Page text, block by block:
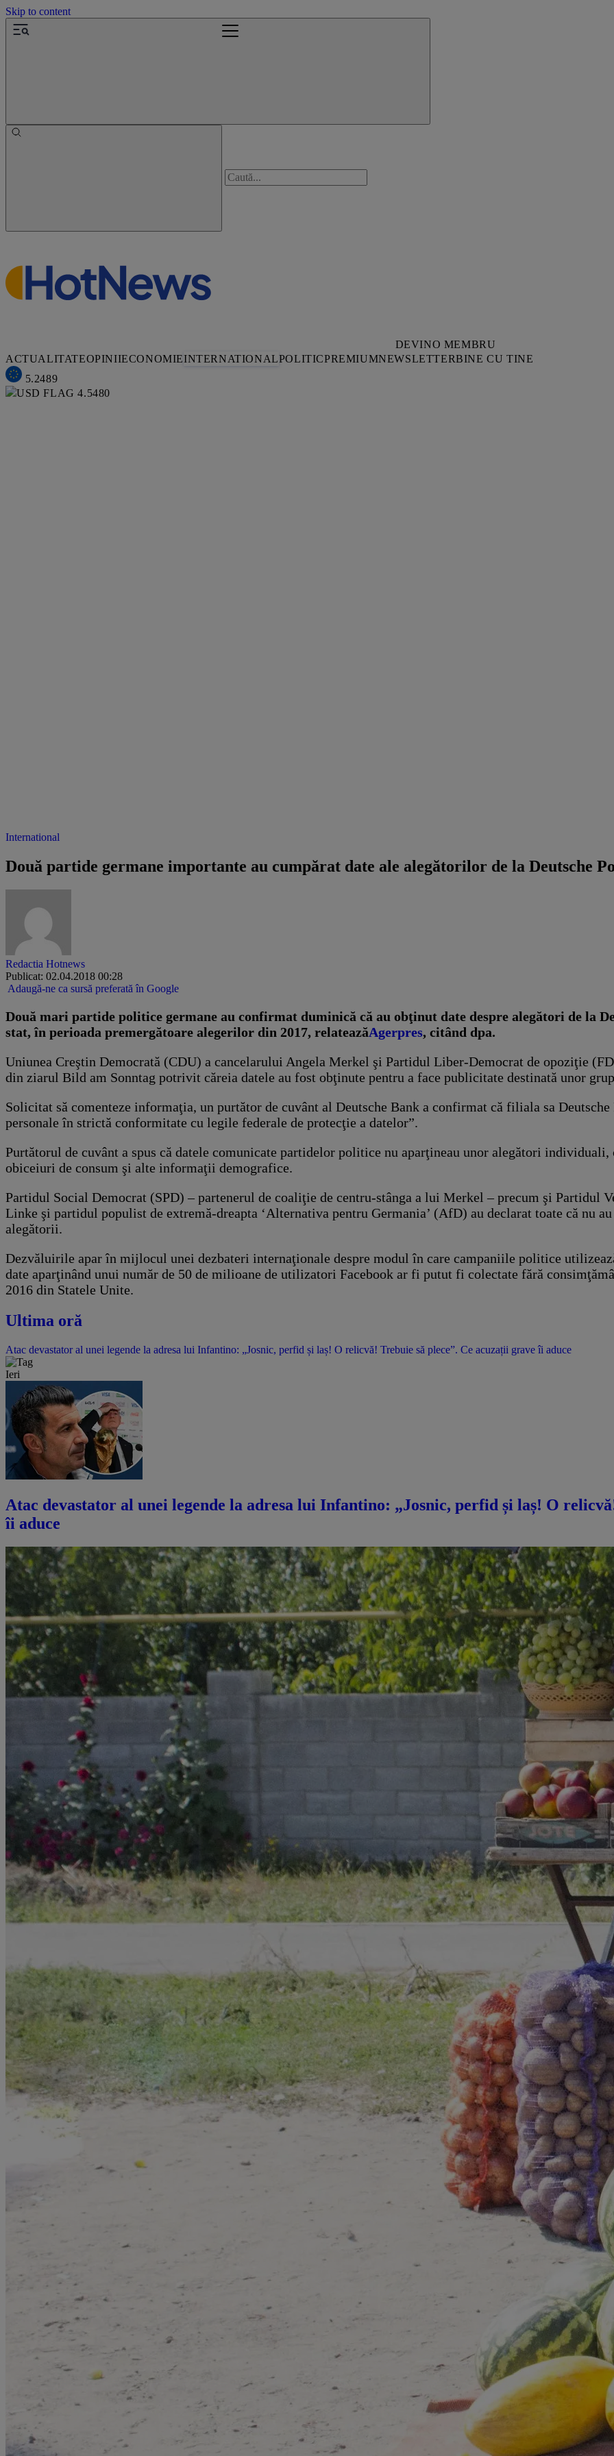
Skip to content
DEVINO MEMBRU
ACTUALITATEOPINIIECONOMIEINTERNATIONALPOLITICPREMIUMNEWSLETTERBINE CU TINE
5.2489
4.5480
International
Două partide germane importante au cumpărat date ale alegătorilor de la Deutsche
Redactia Hotnews
Publicat: 02.04.2018 00:28
Adaugă-ne ca sursă preferată în Google
Două mari partide politice germane au confirmat duminică că au obţinut date despre alegători de la
stat, în perioada premergătoare alegerilor din 2017, relateazăAgerpres, citând dpa.
Uniunea Creştin Democrată (CDU) a cancelarului Angela Merkel şi Partidul Liber-Democrat de opoziţie
din ziarul Bild am Sonntag potrivit căreia datele au fost obţinute pentru a face publicitate destinată unor
Solicitat să comenteze informaţia, un purtător de cuvânt al Deutsche Bank a confirmat că filiala sa Deutsche
personale în strictă conformitate cu legile federale de protecţie a datelor”.
Purtătorul de cuvânt a spus că datele comunicate partidelor politice nu aparţineau unor alegători
obiceiuri de consum şi alte informaţii demografice.
Partidul Social Democrat (SPD) – partenerul de coaliţie de centru-stânga a lui Merkel – precum şi Partidul
Linke şi partidul populist de extremă-dreapta ‘Alternativa pentru Germania’ (AfD) au declarat toate că nu
alegătorii.
Dezvăluirile apar în mijlocul unei dezbateri internaţionale despre modul în care campaniile politice
date aparţinând unui număr de 50 de milioane de utilizatori Facebook ar fi putut fi colectate fără
2016 din Statele Unite.
Ultima oră
Atac devastator al unei legende la adresa lui Infantino: „Josnic, perfid și laș! O relicvă! Trebuie să plece”. Ce acuzații grave îi aduce
Ieri
Atac devastator al unei legende la adresa lui Infantino: „Josnic, perfid și laș! O
îi aduce